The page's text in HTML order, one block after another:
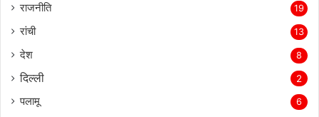
राजनीति 19
रांची 13
देश 8
दिल्‍ली 2
पलामू 6